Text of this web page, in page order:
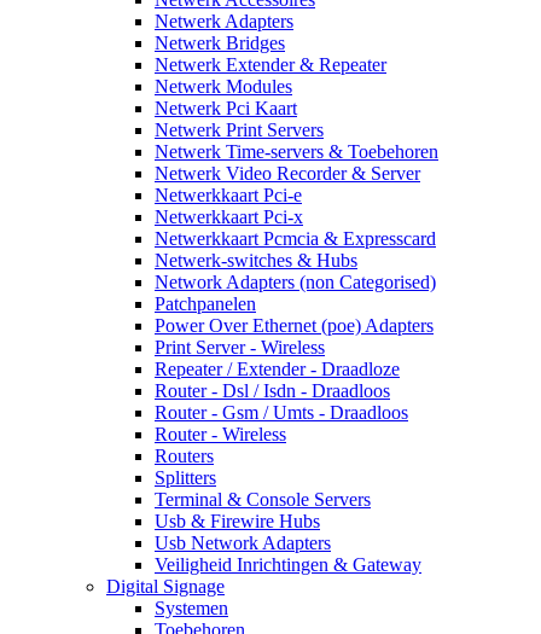
Netwerk Adapters
Netwerk Bridges
Netwerk Extender & Repeater
Netwerk Modules
Netwerk Pci Kaart
Netwerk Print Servers
Netwerk Time-servers & Toebehoren
Netwerk Video Recorder & Server
Netwerkkaart Pci-e
Netwerkkaart Pci-x
Netwerkkaart Pcmcia & Expresscard
Netwerk-switches & Hubs
Network Adapters (non Categorised)
Patchpanelen
Power Over Ethernet (poe) Adapters
Print Server - Wireless
Repeater / Extender - Draadloze
Router - Dsl / Isdn - Draadloos
Router - Gsm / Umts - Draadloos
Router - Wireless
Routers
Splitters
Terminal & Console Servers
Usb & Firewire Hubs
Usb Network Adapters
Veiligheid Inrichtingen & Gateway
Digital Signage
Systemen
Toebehoren